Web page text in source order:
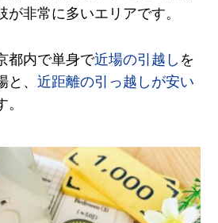
が非常に多いエリアです。
都内で単身で近場の引越し を
、 近距離の引っ越しが安い